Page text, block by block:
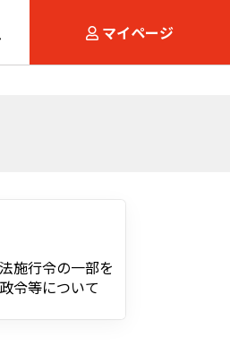
マイページ
施行令の一部を
令等について